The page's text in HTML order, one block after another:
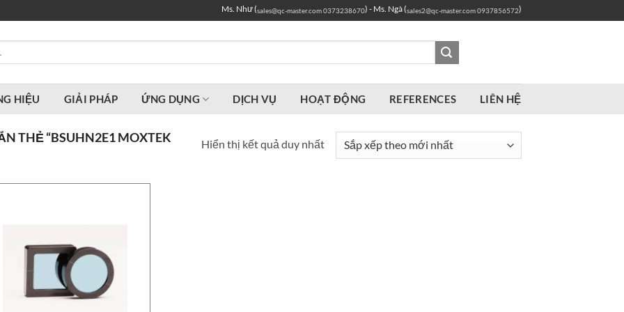
Ms. Như (sales@qc-master.com0373238670) - Ms. Ngà (sales2@qc-master.com0937856572)
HIỆU GIẢI PHÁP ỨNG DỤNG DỊCH VỤ HOẠT ĐỘNG REFERENCES LIÊN HỆ
THẺ “BSUHN2E1 MOXTEK
Hiển thị kết quả duy nhất